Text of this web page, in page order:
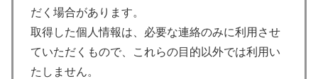
だく場合があります。
取得した個人情報は、必要な連絡のみに利用させ
ていただくもので、これらの目的以外では利用い
たしません。